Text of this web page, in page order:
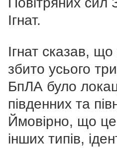
Ігнат.
Ігнат сказав,
збито усього
БпЛА було
південних та
Ймовірно, що
інших типів,